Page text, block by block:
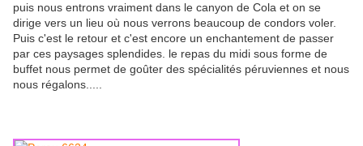
puis nous entrons vraiment dans le canyon de Cola et on se
dirige vers un lieu où nous verrons beaucoup de condors voler.
Puis c'est le retour et c'est encore un enchantement de passer
par ces paysages splendides. le repas du midi sous forme de
buffet nous permet de goûter des spécialités péruviennes et nous
nous régalons.....